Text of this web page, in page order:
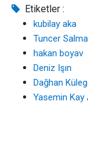
Etiketler :
kubilay aka
Tuncer
hakan boyav
Deniz Işın
Dağhan
Yasemin Kay